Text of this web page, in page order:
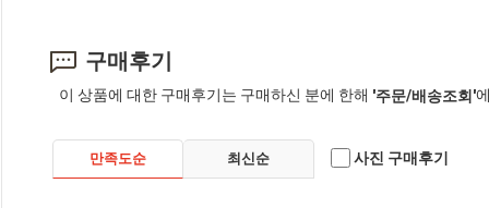
구매후기
이 상품에 대한 구매후기는 구매하신 분에 한해 '주문/배송조회'
만족도순 최신순 사진 구매후기